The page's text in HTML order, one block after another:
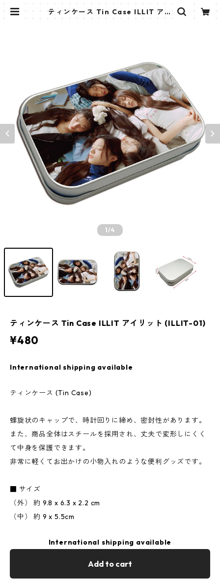
ティンケース Tin Case ILLIT アイ
1/4
ティンケース Tin Case ILLIT アイリット (ILLIT-01)
¥480
International shipping available
ティンケース (Tin Case)
螺旋状のキャップで、時計回りに締め、密封性があります。
また、商品全体はスチールを採用され、丈夫で変形しにくく
て中身を保護できます。
非常に軽くてお出かけの小物入れのような便利グッズです。
■ サイズ
（外） 約 9.8 x 6.3 x 2.2 cm
（中） 約 9 x 5.5cm
International shipping available
Add to cart